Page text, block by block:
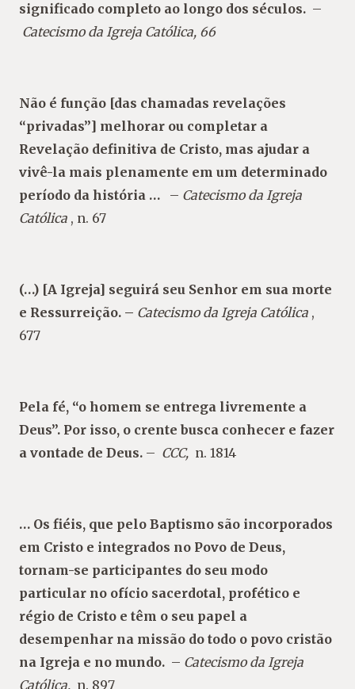
significado completo ao longo dos séculos. –
Catecismo da Igreja Católica, 66
Não é função [das chamadas revelações
“privadas”] melhorar ou completar a
Revelação definitiva de Cristo, mas ajudar a
vivê-la mais plenamente em um determinado
período da história … – Catecismo da Igreja
Católica , n. 67
(…) [A Igreja] seguirá seu Senhor em sua morte
e Ressurreição. – Catecismo da Igreja Católica ,
677
Pela fé, “o homem se entrega livremente a
Deus”. Por isso, o crente busca conhecer e fazer
a vontade de Deus. – CCC, n. 1814
… Os fiéis, que pelo Baptismo são incorporados
em Cristo e integrados no Povo de Deus,
tornam-se participantes do seu modo
particular no ofício sacerdotal, profético e
régio de Cristo e têm o seu papel a
desempenhar na missão do todo o povo cristão
na Igreja e no mundo. – Catecismo da Igreja
Católica, n. 897